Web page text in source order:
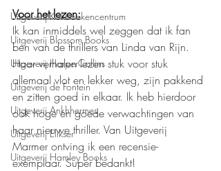
Uitgeverij Kokboekencentrum
Uitgeverij Blossom Books
Uitgeverij HarperCollins
Uitgeverij de Fontein
Uitgeverij Ankhhermes
Uitgeverij Elikser
Uitgeverij Hamley Books
Voor het lezen:
Ik kan inmiddels wel zeggen dat ik fan
ben van de thrillers van Linda van Rijn.
Haar verhalen lezen stuk voor stuk
allemaal vlot en lekker weg, zijn pakkend
en zitten goed in elkaar. Ik heb hierdoor
ook hoge en goede verwachtingen van
haar nieuwe thriller. Van Uitgeverij
Marmer ontving ik een recensie-
exemplaar. Super bedankt!